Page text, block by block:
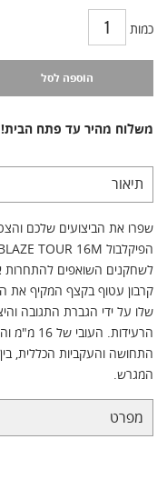
כמות
הוספה לסל
משלוח מהיר עד פתח הבית!
תיאור
שפרו את הביצועים שלכם
לשחקנים השואפים להתחרות
קרבון עטוף בקצף המקיף את
שלו על ידי הגברת התגובה
התחושה והעקביות הכללית,
המגרש.
מפרט